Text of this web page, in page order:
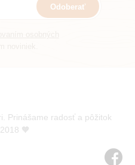
Odoberať
Prinášame radosť a pôžitok
🧡